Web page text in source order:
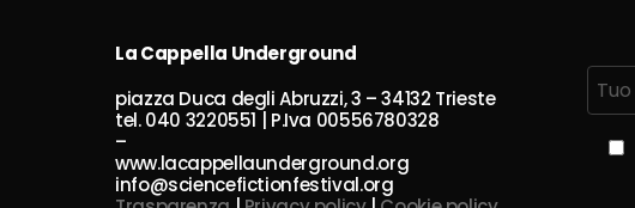
La Cappella Underground
piazza Duca degli Abruzzi, 3 – 34132 Trieste
tel. 040 3220551 | P.Iva 00556780328
–
www.lacappellaunderground.org
info@sciencefictionfestival.org